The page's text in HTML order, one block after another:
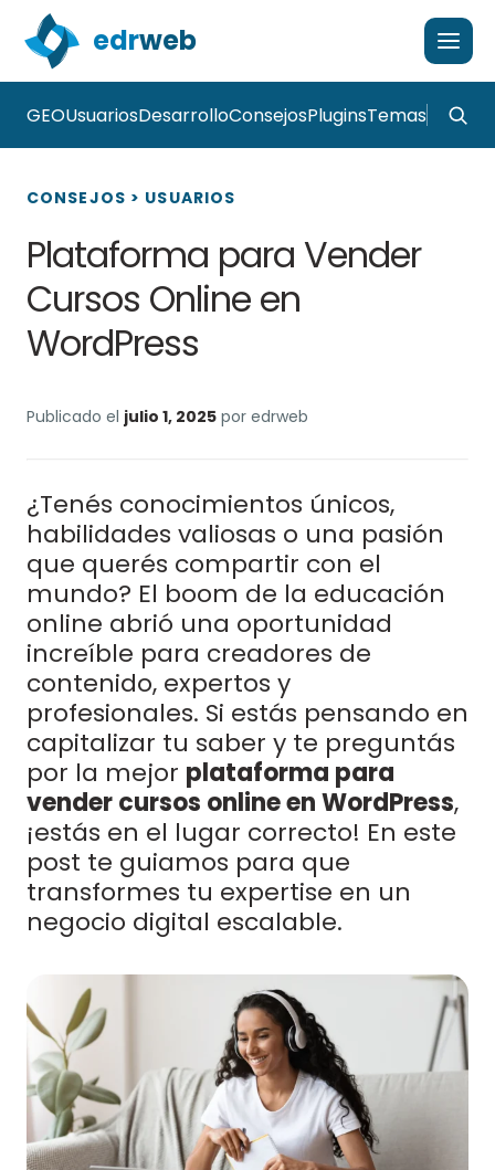
edrweb
GEOUsuariosDesarrolloConsejosPluginsTemas
CONSEJOS > USUARIOS
Plataforma para Vender
Cursos Online en
WordPress
Publicado el julio 1, 2025 por edrweb
¿Tenés conocimientos únicos,
habilidades valiosas o una pasión
que querés compartir con el
mundo? El boom de la educación
online abrió una oportunidad
increíble para creadores de
contenido, expertos y
profesionales. Si estás pensando en
capitalizar tu saber y te preguntás
por la mejor plataforma para
vender cursos online en WordPress,
¡estás en el lugar correcto! En este
post te guiamos para que
transformes tu expertise en un
negocio digital escalable.